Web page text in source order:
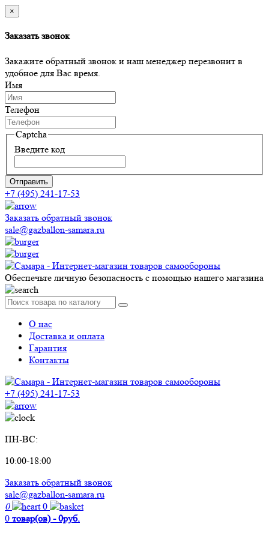
×
Заказать звонок
Закажите обратный звонок и наш менеджер перезвонит в
удобное для Вас время.
Имя
Телефон
Captcha
Введите код
Отправить
+7 (495) 241-17-53
Заказать обратный звонок
sale@gazballon-samara.ru
Обеспечьте личную безопасность с помощью нашего магазина
О нас
Доставка и оплата
Гарантия
Контакты
+7 (495) 241-17-53
ПН-ВС:
10:00-18:00
Заказать обратный звонок
sale@gazballon-samara.ru
0
0
0 товар(ов) - 0руб.